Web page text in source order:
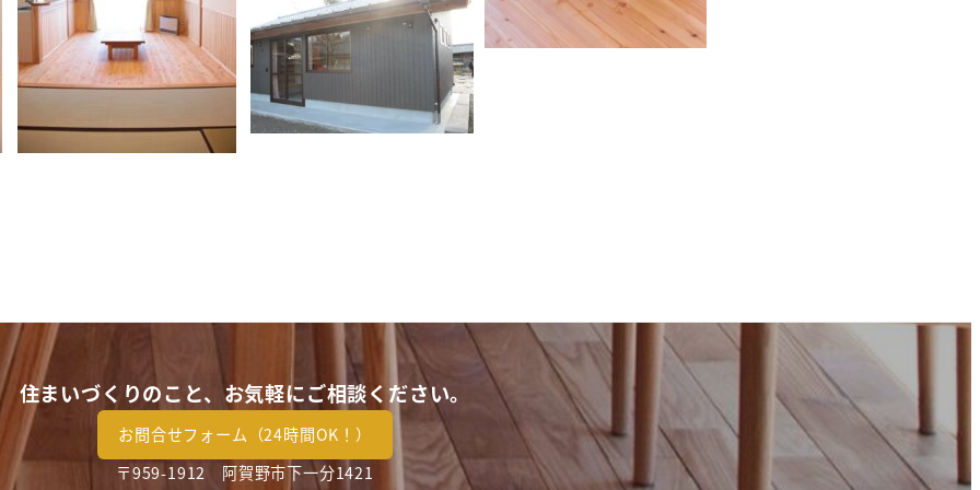
住まいづくりのこと、お気軽にご相談ください。
お問合せフォーム（24時間OK！）
〒959-1912 阿賀野市下一分1421